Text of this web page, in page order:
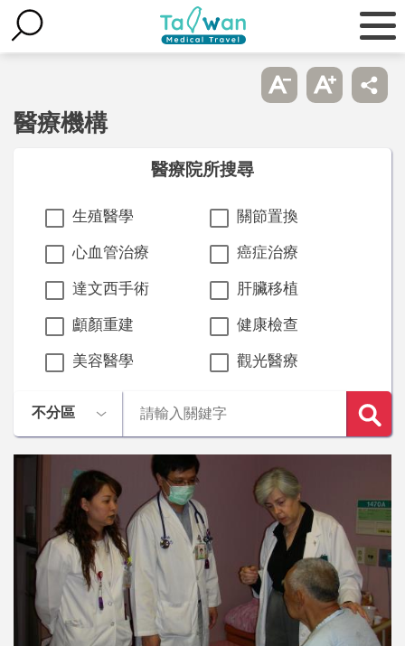
醫療機構
醫療院所搜尋
生殖醫學 關節置換
心血管治療 癌症治療
達文西手術 肝臟移植
顱顏重建 健康檢查
美容醫學 觀光醫療